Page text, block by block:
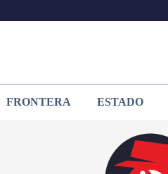
FRONTERA ESTADO